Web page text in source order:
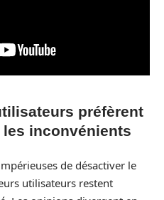
préfèrent
inconvénients
de désactiver le
utilisateurs restent